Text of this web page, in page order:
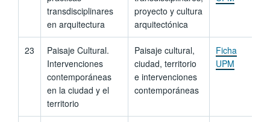
transdisciplinares
en arquitectura
proyecto y cultura
arquitectónica
23
Paisaje Cultural.
Intervenciones
contemporáneas
en la ciudad y el
territorio
Paisaje cultural,
ciudad, territorio
e intervenciones
contemporáneas
Ficha
UPM